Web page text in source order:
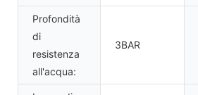
Profondità
di
resistenza
all'acqua:
3BAR